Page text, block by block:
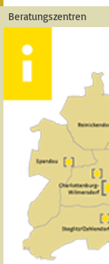
Beratungszentren